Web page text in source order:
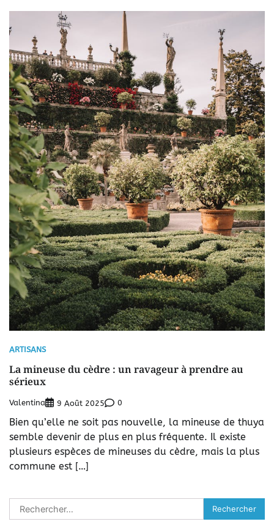
ARTISANS
La mineuse du cèdre : un ravageur à prendre au
sérieux
Valentina 9 Août 2025 0
Bien qu’elle ne soit pas nouvelle, la mineuse de thuya
semble devenir de plus en plus fréquente. Il existe
plusieurs espèces de mineuses du cèdre, mais la plus
commune est […]
Rechercher :